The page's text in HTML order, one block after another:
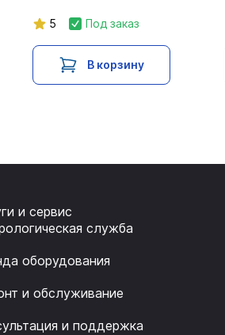
5 Под заказ
В корзину
и сервис
служба
оборудования
и обслуживание
и поддержка